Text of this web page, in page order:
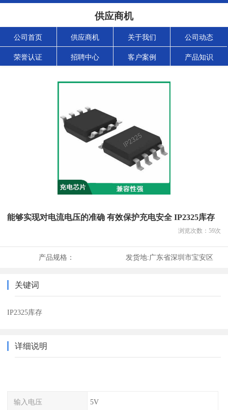
供应商机
公司首页 供应商机 关于我们 公司动态
荣誉认证 招聘中心 客户案例 产品知识
能够实现对电流电压的准确 有效保护充电安全 IP2325库存
浏览次数： 59次
产品规格： 发货地:广东省深圳市宝安区
关键词
IP2325库存
详细说明
输入电压 5V